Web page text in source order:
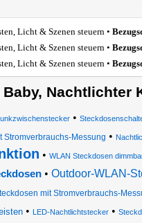
Licht & Szenen steuern •
Licht & Szenen steuern •
Licht & Szenen steuern •
Nachtlichter
•
Stromverbrauchs-Messung •
• WLAN Steckdosen
• Outdoor-WLAN-
mit Stromverbrauchs-
• LED-Nachtlichtstecker•